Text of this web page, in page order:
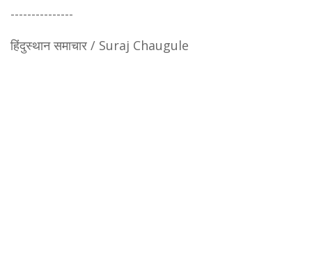
---------------
हिंदुस्थान समाचार / Suraj Chaugule